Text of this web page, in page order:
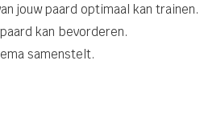
jouw paard optimaal kan trainen.
kan bevorderen.
samenstelt.